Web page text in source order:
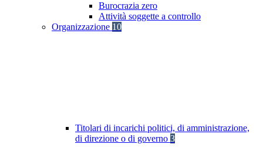
Burocrazia zero
Attività soggette a controllo
Organizzazione 10
Titolari di incarichi politici, di amministrazione,
di direzione o di governo 3